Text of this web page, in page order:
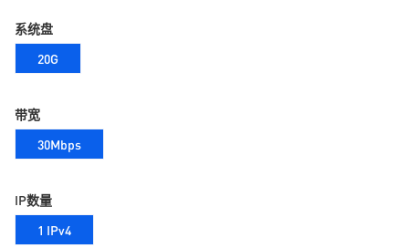
系统盘
20G
带宽
30Mbps
IP数量
1 IPv4